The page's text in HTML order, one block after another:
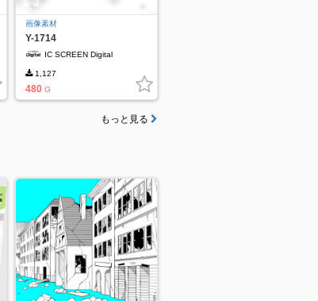
画像素材
Y-1714
IC SCREEN Digital
1,127
480 G
もっと見る